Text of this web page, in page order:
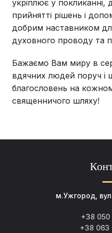
укріплює у покликанні,
прийнятті рішень і
добрим наставником
духовного проводу та
Бажаємо Вам миру в
вдячних людей поруч
благословень на
священничого шляху!
м.Ужгород,
+38 050
+38 063